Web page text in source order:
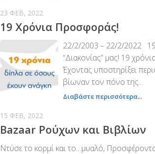
23 ΦΕΒ, 2022
19 Χρόνια Προσφοράς!
22/2/2003 – 22/2/2022
“Διακονίας” μας! 19
Έχοντας υποστηρίξει
βίωναν τον πόνο της...
Διαβάστε περισσότερα...
15 ΦΕΒ, 2022
Bazaar Ρούχων και Βιβλίων
Ντύσε το κορμί και το…μυαλό,